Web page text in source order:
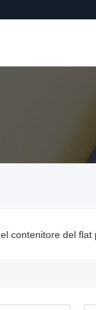
contenitore del flat